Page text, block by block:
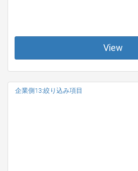
View
企業側13:絞り込み項目